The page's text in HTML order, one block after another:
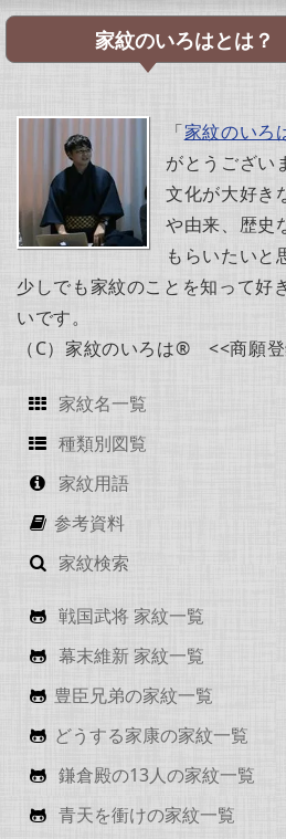
家紋のいろはとは？
「家紋のいろ
がとうござい
文化が大好き
や由来、歴史
もらいたいと
少しでも家紋のことを知って好
いです。
（C）家紋のいろは® <<商願
家紋名一覧
種類別図覧
家紋用語
参考資料
家紋検索
戦国武将 家紋一覧
幕末維新 家紋一覧
豊臣兄弟の家紋一覧
どうする家康の家紋一覧
鎌倉殿の13人の家紋一覧
青天を衝けの家紋一覧